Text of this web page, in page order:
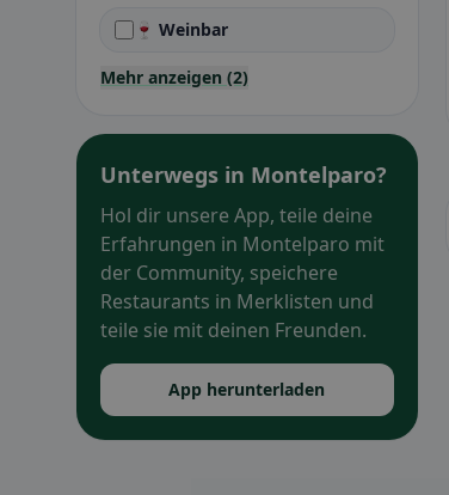
🍷 Weinbar
Mehr anzeigen (2)
Unterwegs in Montelparo?
Hol dir unsere App, teile deine
Erfahrungen in Montelparo mit
der Community, speichere
Restaurants in Merklisten und
teile sie mit deinen Freunden.
App herunterladen